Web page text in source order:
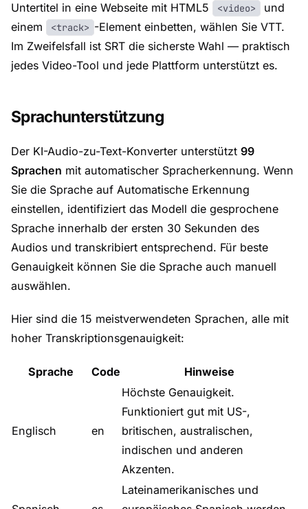
Untertitel in eine Webseite mit HTML5
<video>
und
einem
<track> -Element einbetten, wählen Sie VTT.
Im Zweifelsfall ist SRT die sicherste Wahl — praktisch
jedes Video-Tool und jede Plattform unterstützt es.
Sprachunterstützung
Der KI-Audio-zu-Text-Konverter unterstützt 99
Sprachen mit automatischer Spracherkennung. Wenn
Sie die Sprache auf Automatische Erkennung
einstellen, identifiziert das Modell die gesprochene
Sprache innerhalb der ersten 30 Sekunden des
Audios und transkribiert entsprechend. Für beste
Genauigkeit können Sie die Sprache auch manuell
auswählen.
Hier sind die 15 meistverwendeten Sprachen, alle mit
hoher Transkriptionsgenauigkeit:
Sprache Code Hinweise
Englisch en
Höchste Genauigkeit.
Funktioniert gut mit US-,
britischen, australischen,
indischen und anderen
Akzenten.
Lateinamerikanisches und